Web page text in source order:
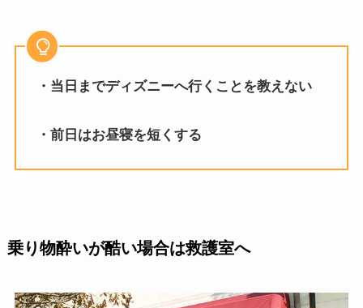
・当日までディズニーへ行くことを教えない
・前日はお昼寝を短くする
乗り物酔いが酷い場合は救護室へ